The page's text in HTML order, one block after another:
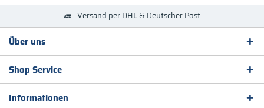
Versand per DHL & Deutscher Post
Über uns
Shop Service
Informationen